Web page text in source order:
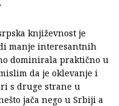
književnost je
manje interesantnih
dominirala praktično u
da je oklevanje i
s druge strane u
jača nego u Srbiji a